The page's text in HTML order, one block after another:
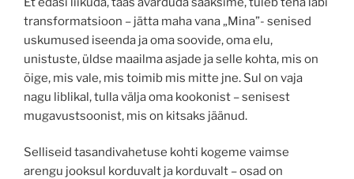
transformatsioon – jätta maha vana „Mina”- senised
uskumused iseenda ja oma soovide, oma elu,
unistuste, üldse maailma asjade ja selle kohta, mis on
õige, mis vale, mis toimib mis mitte jne. Sul on vaja
nagu liblikal, tulla välja oma kookonist – senisest
mugavustsoonist, mis on kitsaks jäänud.
Selliseid tasandivahetuse kohti kogeme vaimse
arengu jooksul korduvalt ja korduvalt – osad on